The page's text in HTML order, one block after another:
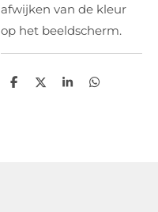
afwijken van de kleur
op het beeldscherm.
D
D
S
D